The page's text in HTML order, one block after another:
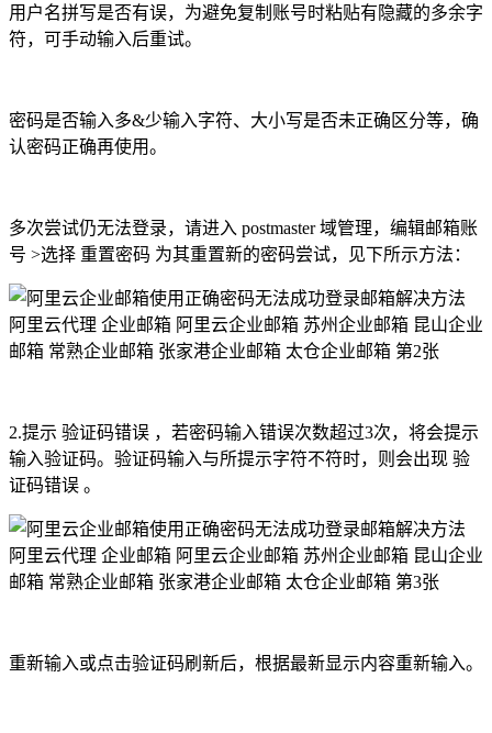
用户名拼写是否有误，为避免复制账号时粘贴有隐藏的多余字
符，可手动输入后重试。
密码是否输入多&少输入字符、大小写是否未正确区分等，确
认密码正确再使用。
多次尝试仍无法登录，请进入 postmaster 域管理，编辑邮箱账
号 >选择 重置密码 为其重置新的密码尝试，见下所示方法：
2.提示 验证码错误 ，若密码输入错误次数超过3次，将会提示
输入验证码。验证码输入与所提示字符不符时，则会出现 验
证码错误 。
重新输入或点击验证码刷新后，根据最新显示内容重新输入。